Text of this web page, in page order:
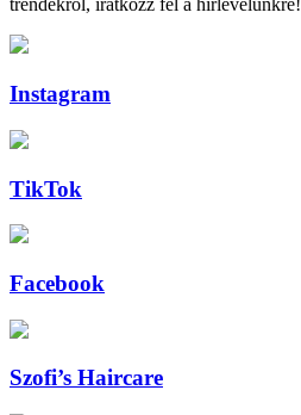
trendekről, iratkozz fel a hírlevelünkre!
Instagram
TikTok
Facebook
Szofi’s Haircare